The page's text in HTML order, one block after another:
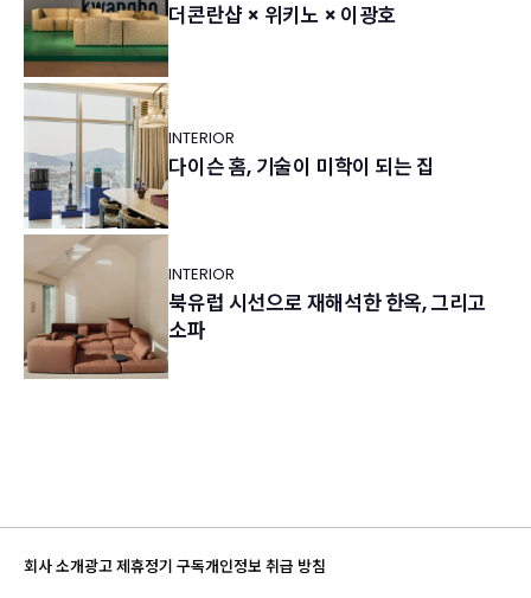
더콘란샵 × 위키노 × 이광호
INTERIOR
다이슨 홈, 기술이 미학이 되는 집
INTERIOR
북유럽 시선으로 재해석한 한옥, 그리고
소파
회사 소개광고 제휴정기 구독개인정보 취급 방침